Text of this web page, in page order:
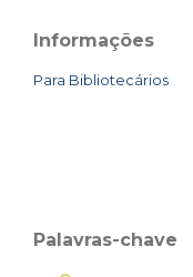
Informações
Para Bibliotecários
Palavras-chave